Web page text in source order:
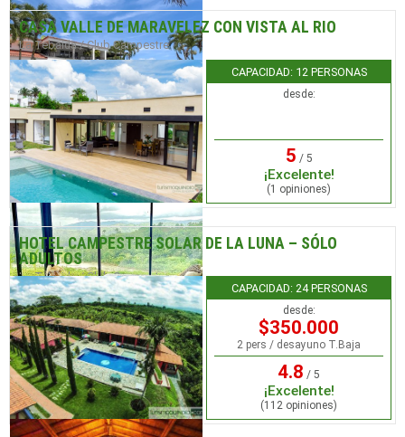
CASA VALLE DE MARAVELEZ CON VISTA AL RIO
La Tebaida / Club Campestre
CAPACIDAD: 12 PERSONAS
desde:
5 / 5
¡Excelente!
(1 opiniones)
HOTEL CAMPESTRE SOLAR DE LA LUNA – SÓLO
ADULTOS
La Tebaida / Club Campestre
CAPACIDAD: 24 PERSONAS
desde:
$350.000
2 pers / desayuno T.Baja
4.8 / 5
¡Excelente!
(112 opiniones)